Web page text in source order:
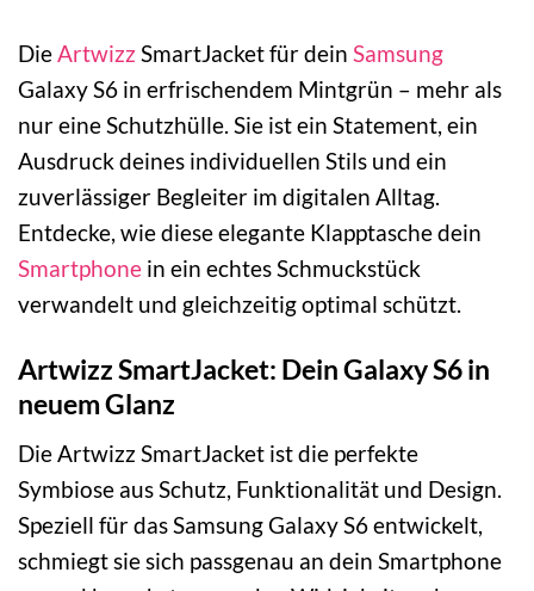
DieArtwizz SmartJacket für dein Samsung
Galaxy S6 in erfrischendem Mintgrün – mehr als
nur eine Schutzhülle. Sie ist ein Statement, ein
Ausdruck deines individuellen Stils und ein
zuverlässiger Begleiter im digitalen Alltag.
Entdecke, wie diese elegante Klapptasche dein
Smartphone in ein echtes Schmuckstück
verwandelt und gleichzeitig optimal schützt.
Artwizz SmartJacket: Dein Galaxy S6 in
neuem Glanz
Die Artwizz SmartJacket ist die perfekte
Symbiose aus Schutz, Funktionalität und Design.
Speziell für das Samsung Galaxy S6 entwickelt,
schmiegt sie sich passgenau an dein Smartphone